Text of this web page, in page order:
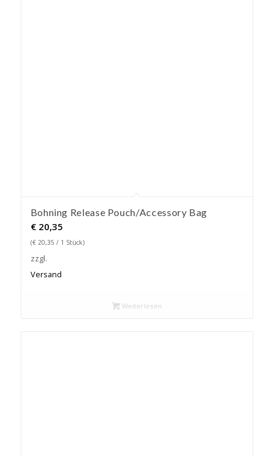
Bohning Release Pouch/Accessory Bag
€20,35
(€20,35 / 1 Stück)
zzgl.
Versand
Weiterlesen